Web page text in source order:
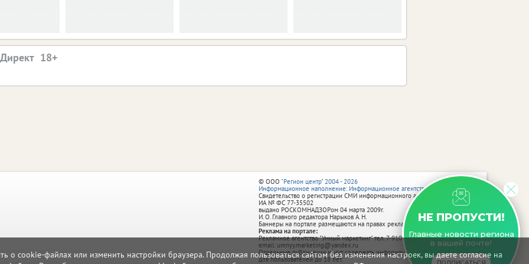
о cookie-файлах или изменить настройки браузера. Продолжая пользоваться сайтом без изменения настроек, вы даете согласие на
НЕ ПРОПУСТИ!
Главные новости региона
в вашей почте!
© ООО "Регион центр" 2004 - 2026
Информационное наполнение: Информационное агентство vRossii.ru
Свидетельство о регистрации СМИ информационного агентства vRossii.ru
ИА № ФС 77‑35502
выдано РОСКОМНАДЗОРом 04 марта 2009г.
И. О. Главного редактора Нарыков А. Н.
Баннеры на портале размещаются на правах рекламы.
Реклама на портале:
Рекламное агентство "Умный маркетинг" тел. 7-910-267-70-40,
email: umnyy.marketing@yandex.ru
Отдельные публикации могут содержать информацию, не предназначенную
для пользователей до 18 лет.